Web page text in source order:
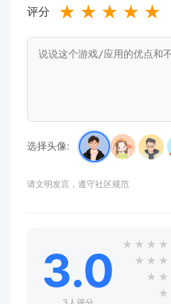
评分 ★ ★ ★ ★ ★
选择头像:
请文明发言，遵守社区规范
3.0 ★ ★ ★ ★
★ ★ ★
★ ★
★